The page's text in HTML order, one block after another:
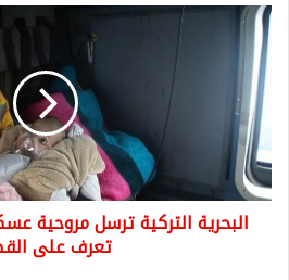
البحرية
التركية
ترسل
مروحية
عسكرية
لإسعاف
رضيعة
..
تعرف
البحرية التركية ترسل مروحية
تعرف على